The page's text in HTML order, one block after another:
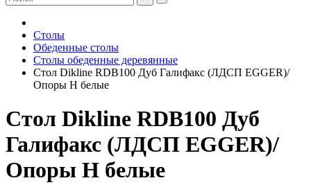
Столы
Обеденные столы
Столы обеденные деревянные
Стол Dikline RDB100 Дуб Галифакс (ЛДСП EGGER)/
Опоры H белые
Стол Dikline RDB100 Дуб
Галифакс (ЛДСП EGGER)/
Опоры H белые